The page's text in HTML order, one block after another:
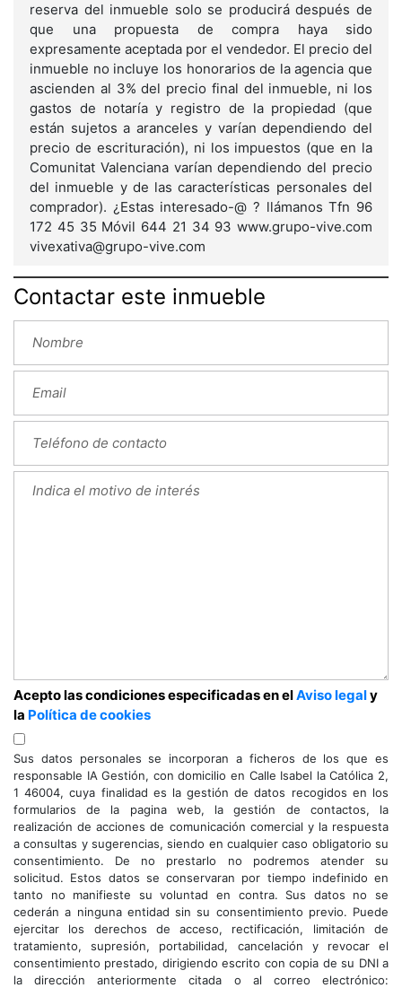
reserva del inmueble solo se producirá después de
que una propuesta de compra haya sido
expresamente aceptada por el vendedor. El precio del
inmueble no incluye los honorarios de la agencia que
ascienden al 3% del precio final del inmueble, ni los
gastos de notaría y registro de la propiedad (que
están sujetos a aranceles y varían dependiendo del
precio de escrituración), ni los impuestos (que en la
Comunitat Valenciana varían dependiendo del precio
del inmueble y de las características personales del
comprador). ¿Estas interesado-@ ? llámanos Tfn 96
172 45 35 Móvil 644 21 34 93 www.grupo-vive.com
vivexativa@grupo-vive.com
Contactar este inmueble
Acepto las condiciones especificadas en elAviso legaly
la Política de cookies
Sus datos personales se incorporan a ficheros de los que es
responsable IA Gestión, con domicilio en Calle Isabel la Católica 2,
1 46004, cuya finalidad es la gestión de datos recogidos en los
formularios de la pagina web, la gestión de contactos, la
realización de acciones de comunicación comercial y la respuesta
a consultas y sugerencias, siendo en cualquier caso obligatorio su
consentimiento. De no prestarlo no podremos atender su
solicitud. Estos datos se conservaran por tiempo indefinido en
tanto no manifieste su voluntad en contra. Sus datos no se
cederán a ninguna entidad sin su consentimiento previo. Puede
ejercitar los derechos de acceso, rectificación, limitación de
tratamiento, supresión, portabilidad, cancelación y revocar el
consentimiento prestado, dirigiendo escrito con copia de su DNI a
la dirección anteriormente citada o al correo electrónico: